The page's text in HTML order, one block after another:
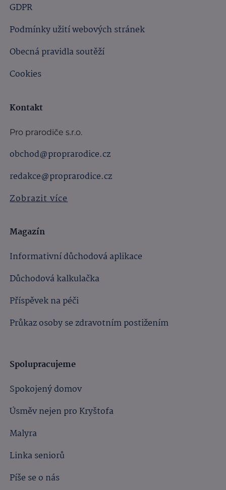
GDPR
Podmínky užití webových stránek
Obecná pravidla soutěží
Cookies
Kontakt
Pro prarodiče s.r.o.
obchod@proprarodice.cz
redakce@proprarodice.cz
Zobrazit více
Magazín
Informativní důchodová aplikace
Důchodová kalkulačka
Příspěvek na péči
Průkaz osoby se zdravotním postižením
Spolupracujeme
Spokojený domov
Úsměv nejen pro Kryštofa
Malyra
Linka seniorů
Píše se o nás